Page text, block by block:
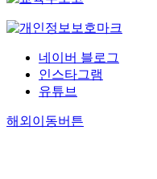
네이버 블로그
인스타그램
유튜브
해외이동버튼